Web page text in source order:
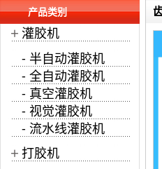
产品类别
+ 灌胶机
- 半自动灌胶机
- 全自动灌胶机
- 真空灌胶机
- 视觉灌胶机
- 流水线灌胶机
+ 打胶机